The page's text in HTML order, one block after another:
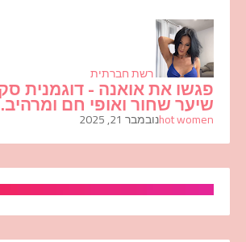
רשת חברתית
פגשו את אואנה - דוגמנית
שיער שחור ואופי חם
hot womenנובמבר 21, 2025